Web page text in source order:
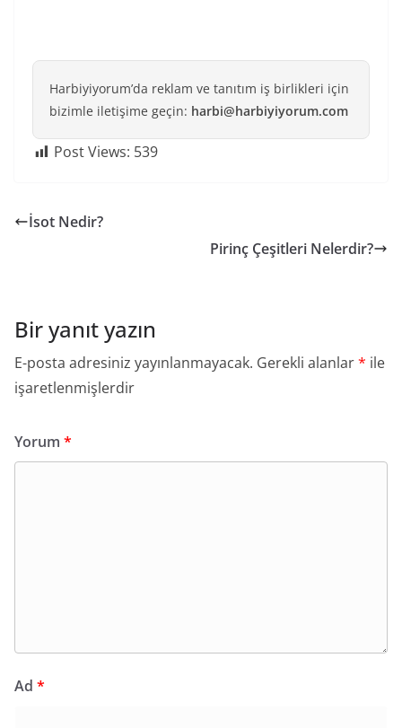
Harbiyiyorum’da reklam ve tanıtım iş birlikleri için
bizimle iletişime geçin: harbi@harbiyiyorum.com
Post Views: 539
İsot Nedir?
Pirinç Çeşitleri Nelerdir?
Bir yanıt yazın
E-posta adresiniz yayınlanmayacak. Gerekli alanlar* ile
işaretlenmişlerdir
Yorum *
Ad *